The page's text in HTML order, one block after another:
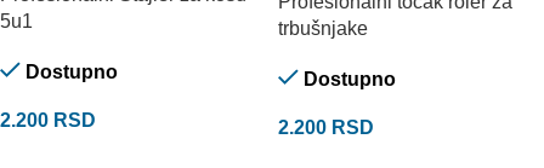
5u1
Dostupno
2.200 RSD
trbušnjake
Dostupno
2.200 RSD